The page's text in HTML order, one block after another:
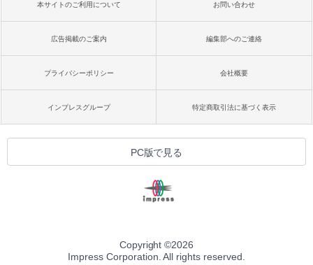
本サイトのご利用について お問い合わせ
広告掲載のご案内 編集部へのご連絡
プライバシーポリシー 会社概要
インプレスグループ 特定商取引法に基づく表示
PC版で見る
Copyright ©2026
Impress Corporation. All rights reserved.